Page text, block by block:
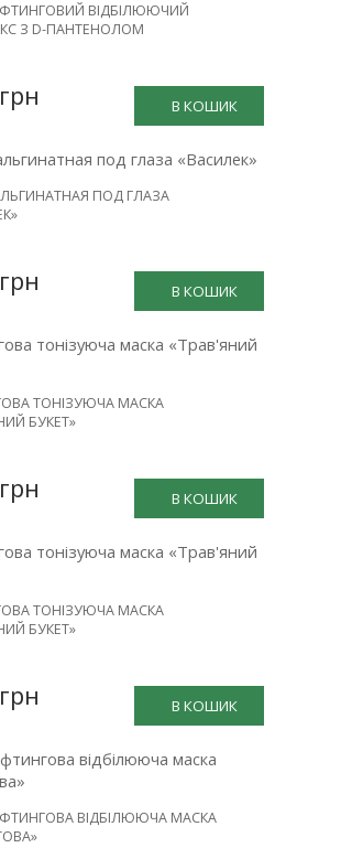
ВІДБІЛЮЮЧИЙ
З D-ПАНТЕНОЛОМ
В КОШИК
ПОД ГЛАЗА
В КОШИК
ТОНІЗУЮЧА МАСКА
БУКЕТ»
В КОШИК
ТОНІЗУЮЧА МАСКА
БУКЕТ»
В КОШИК
ВІДБІЛЮЮЧА МАСКА